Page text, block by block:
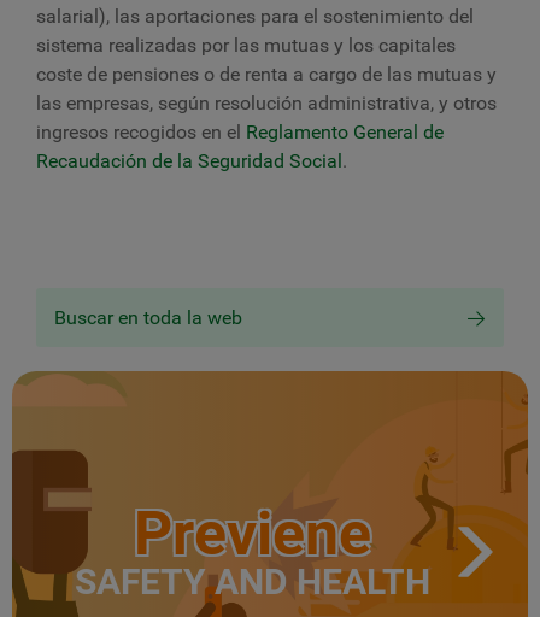
salarial), las aportaciones para el sostenimiento del
sistema realizadas por las mutuas y los capitales
coste de pensiones o de renta a cargo de las mutuas y
las empresas, según resolución administrativa, y otros
ingresos recogidos en el Reglamento General de
Recaudación de la Seguridad Social.
Buscar en toda la web
Previene
SAFETY AND HEALTH